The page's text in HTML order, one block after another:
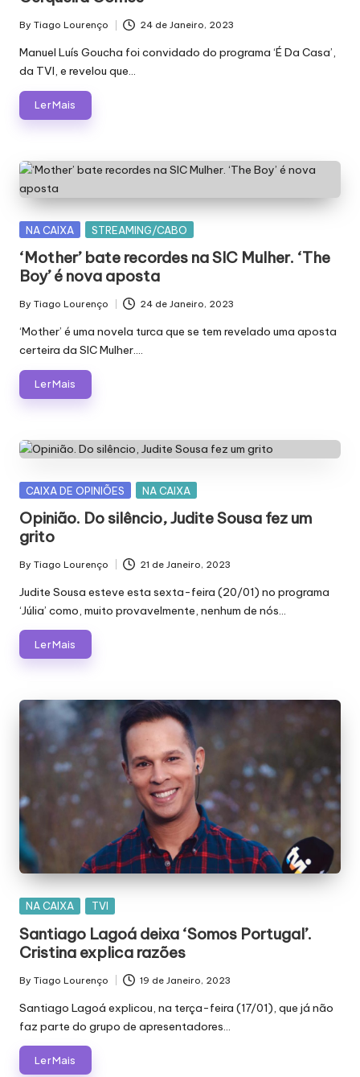
Posted
by
By Tiago Lourenço 24 de Janeiro, 2023
Manuel Luís Goucha foi convidado do programa ‘É Da Casa’,
da TVI, e revelou que…
Ler Mais
Posted
NA CAIXA STREAMING/CABO
‘Mother’ bate recordes na SIC Mulher. ‘The
Boy’ é nova aposta
Posted
by
By Tiago Lourenço 24 de Janeiro, 2023
‘Mother’ é uma novela turca que se tem revelado uma aposta
certeira da SIC Mulher.…
Ler Mais
Posted
CAIXA DE OPINIÕES NA CAIXA
Opinião. Do silêncio, Judite Sousa fez um
grito
Posted
by
By Tiago Lourenço 21 de Janeiro, 2023
Judite Sousa esteve esta sexta-feira (20/01) no programa
‘Júlia’ como, muito provavelmente, nenhum de nós…
Ler Mais
Posted
NA CAIXA TVI
Santiago Lagoá deixa ‘Somos Portugal’.
Cristina explica razões
Posted
by
By Tiago Lourenço 19 de Janeiro, 2023
Santiago Lagoá explicou, na terça-feira (17/01), que já não
faz parte do grupo de apresentadores…
Ler Mais